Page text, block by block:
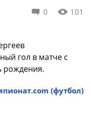
0 101
гол в матче с
рождения.
(футбол)